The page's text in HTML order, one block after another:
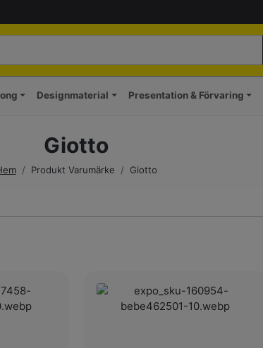
Designmaterial Presentation & Förvaring
Giotto
/ Produkt Varumärke / Giotto